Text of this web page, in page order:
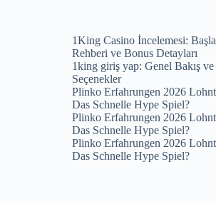
1King Casino İncelemesi:
Rehberi ve Bonus Detayları
1king giriş yap: Genel Bakış ve
Seçenekler
Plinko Erfahrungen 2026
Das Schnelle Hype Spiel?
Plinko Erfahrungen 2026
Das Schnelle Hype Spiel?
Plinko Erfahrungen 2026
Das Schnelle Hype Spiel?